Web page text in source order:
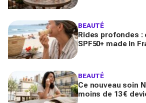
BEAUTÉ
Rides profondes :
SPF50+ made in
BEAUTÉ
Ce nouveau soin
moins de 13 €